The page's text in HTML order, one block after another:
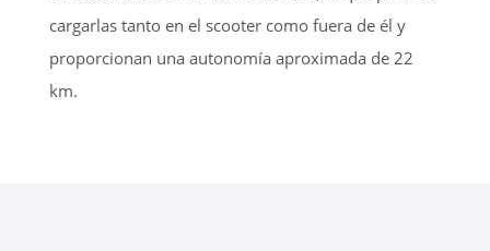
cargarlas tanto en el scooter como fuera de él y
proporcionan una autonomía aproximada de 22
km.